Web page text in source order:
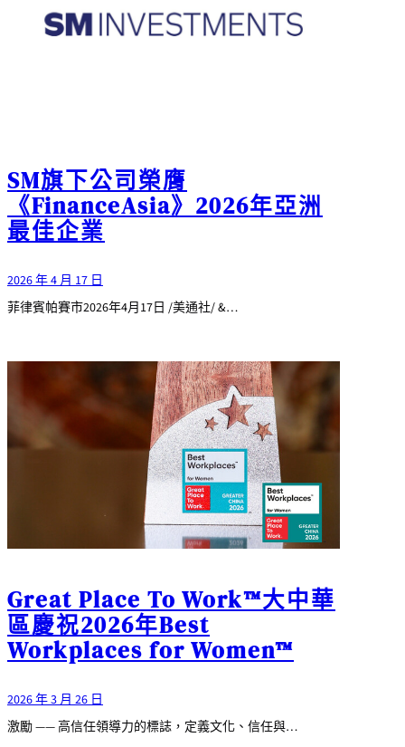
SM旗下公司榮膺
《FinanceAsia》2026年亞洲
最佳企業
2026 年 4 月 17 日
菲律賓帕賽市2026年4月17日 /美通社/ &…
Great Place To Work™大中華
區慶祝2026年Best
Workplaces for Women™
2026 年 3 月 26 日
激勵 —— 高信任領導力的標誌，定義文化、信任與…